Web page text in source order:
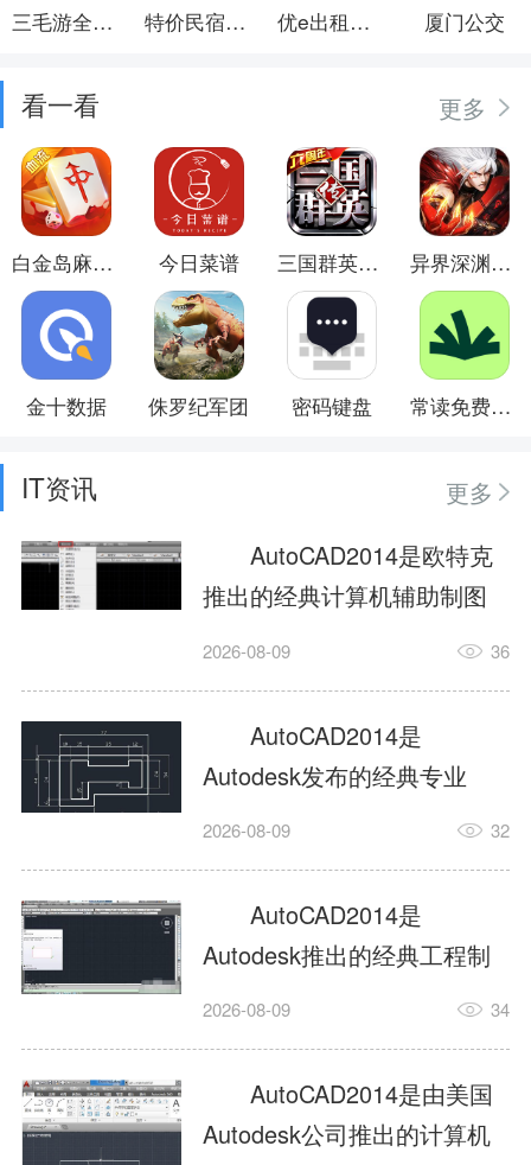
三毛游全球景点讲解语音导游 特价民宿预订 优e出租司机 厦门公交
看一看 更多
白金岛麻将圈 今日菜谱 三国群英传-争霸 异界深渊：觉醒
金十数据 侏罗纪军团 密码键盘 常读免费小说
IT资讯
更多
AutoCAD2014是欧特克
推出的经典计算机辅助制图
工具，主打稳定2D施工图绘
行业工程设计。版本新增图
纸标签页、实景地理地图、
协同设计交流模块，优化命
令行智能纠错与图层批量管
理，支持Win8触屏操作、点
云扫描数据导入，兼容各类
DWG图纸格式，文件互通...
2026-08-09 36
AutoCAD2014是
Autodesk发布的经典专业
CAD制图设计软件，是工程
绘图工具。软件专注精准二
维绘图、图纸编辑、参数化
设计及基础三维建模，广泛
应用于建筑设计、机械制
造、土木工程、室内设计等
多个行业。软件优化绘图流
畅度与文件兼容性，支持参
2026-08-09 32
AutoCAD2014是
Autodesk推出的经典工程制
图设计软件，主打高效精准
建模作业，适配建筑、机
械、市政、室内设计等多行
业场景。软件优化运行机制
2026-08-09 34
AutoCAD2014是由美国
Autodesk公司推出的计算机